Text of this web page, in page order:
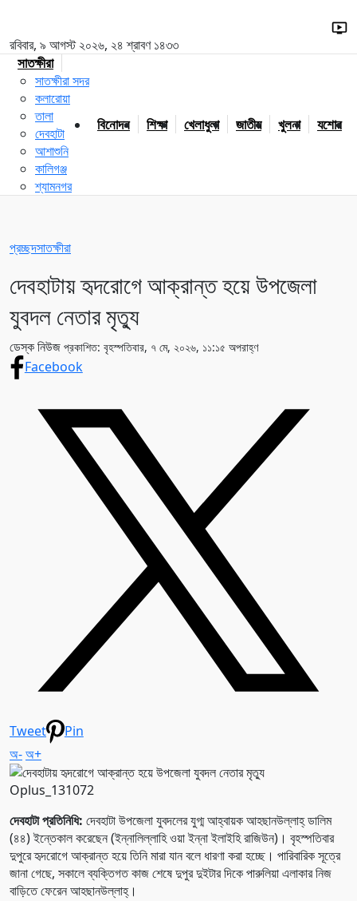
রবিবার, ৯ আগস্ট ২০২৬, ২৪ শ্রাবণ ১৪৩৩
সাতক্ষীরা
সাতক্ষীরা সদর
কলারোয়া
তালা
দেবহাটা
আশাশুনি
কালিগঞ্জ
শ্যামনগর
বিনোদন শিক্ষা খেলাধুলা জাতীয় খুলনা যশোর
প্রচ্ছদসাতক্ষীরা
দেবহাটায় হৃদরোগে আক্রান্ত হয়ে উপজেলা
যুবদল নেতার মৃত্যু
ডেস্ক নিউজ প্রকাশিত: বৃহস্পতিবার, ৭ মে, ২০২৬, ১১:১৫ অপরাহ্ণ
Facebook
Tweet
Pin
অ-অ+
Oplus_131072
দেবহাটা প্রতিনিধি: দেবহাটা উপজেলা যুবদলের যুগ্ম আহ্বায়ক আহছানউল্লাহ্ ডালিম
(৪৪) ইন্তেকাল করেছেন (ইন্নালিল্লাহি ওয়া ইন্না ইলাইহি রাজিউন)। বৃহস্পতিবার
দুপুরে হৃদরোগে আক্রান্ত হয়ে তিনি মারা যান বলে ধারণা করা হচ্ছে। পারিবারিক সূত্রে
জানা গেছে, সকালে ব্যক্তিগত কাজ শেষে দুপুর দুইটার দিকে পারুলিয়া এলাকার নিজ
বাড়িতে ফেরেন আহছানউল্লাহ্।